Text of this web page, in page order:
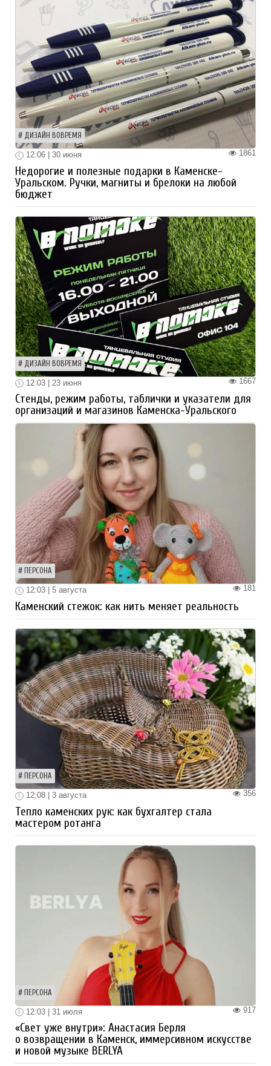
ДИЗАЙН ВОВРЕМЯ
1861
12:06 | 30 июня
Недорогие и полезные подарки в Каменске-
Уральском. Ручки, магниты и брелоки на любой
бюджет
ДИЗАЙН ВОВРЕМЯ
1667
12:03 | 23 июня
Стенды, режим работы, таблички и указатели для
организаций и магазинов Каменска-Уральского
ПЕРСОНА
181
12:03 | 5 августа
Каменский стежок: как нить меняет реальность
ПЕРСОНА
356
12:08 | 3 августа
Тепло каменских рук: как бухгалтер стала
мастером ротанга
ПЕРСОНА
917
12:03 | 31 июля
«Свет уже внутри»: Анастасия Берля
о возвращении в Каменск, иммерсивном искусстве
и новой музыке BERLYA